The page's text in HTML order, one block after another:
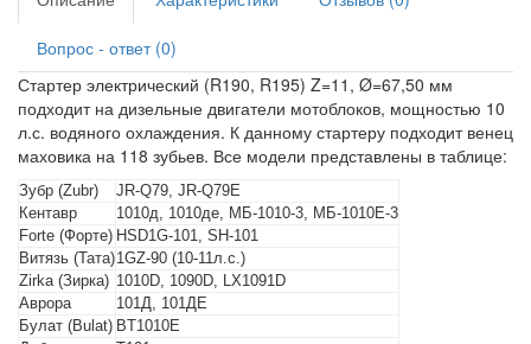
Вопрос - ответ (0)
Стартер электрический (R190, R195) Z=11, Ø=67,50 мм
подходит на дизельные двигатели мотоблоков, мощностью 10
л.с. водяного охлаждения. К данному стартеру подходит венец
маховика на 118 зубьев. Все модели представлены в таблице:
Зубр (Zubr)
JR-Q79, JR-Q79E
Кентавр
1010д, 1010де, МБ-1010-3, МБ-1010Е-3
Forte (Форте) HSD1G-101, SH-101
Витязь (Тата)1GZ-90 (10-11л.с.)
Zirka (Зирка) 1010D, 1090D, LX1091D
Аврора
101Д, 101ДЕ
Булат (Bulat) BT1010E